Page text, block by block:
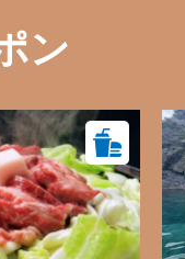
ン